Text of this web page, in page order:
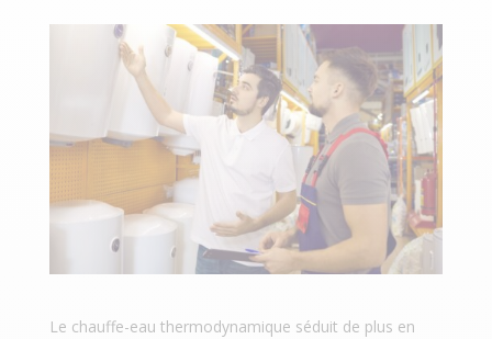
Le chauffe-eau thermodynamique séduit de plus en